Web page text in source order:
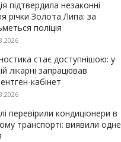
підтвердила незаконні
річки Золота Липа: за
поліція
стає доступнішою: у
лікарні запрацював
кабінет
перевірили кондиціонери в
транспорті: виявили одне